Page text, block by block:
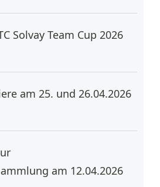
Solvay Team Cup 2026
am 25. und 26.04.2026
am 12.04.2026